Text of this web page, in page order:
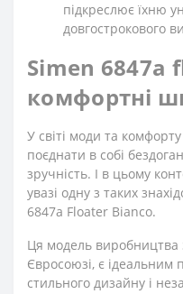
підкреслює їхню
довгострокового
Simen 6847a
комфортні
У світі моди та комфорту
поєднати в собі
зручність. І в цьому
увазі одну з таких
6847a Floater Bianco.
Ця модель виробництва
Євросоюзі, є ідеальним
стильного дизайну і